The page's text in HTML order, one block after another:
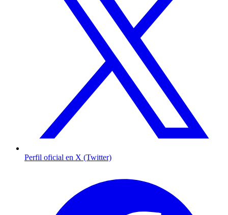
Perfil oficial en X (Twitter)